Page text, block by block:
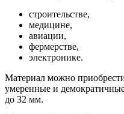
строительстве,
медицине,
авиации,
фермерстве,
электронике.
Материал можно
умеренные и
до 32 мм.